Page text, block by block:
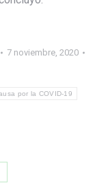
7 noviembre, 2020
por la COVID-19